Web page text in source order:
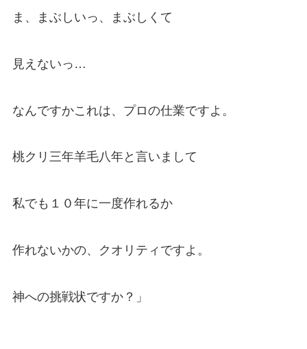
ま、まぶしいっ、まぶしくて
見えないっ…
なんですかこれは、プロの仕業ですよ。
桃クリ三年羊毛八年と言いまして
私でも１０年に一度作れるか
作れないかの、クオリティですよ。
神への挑戦状ですか？」